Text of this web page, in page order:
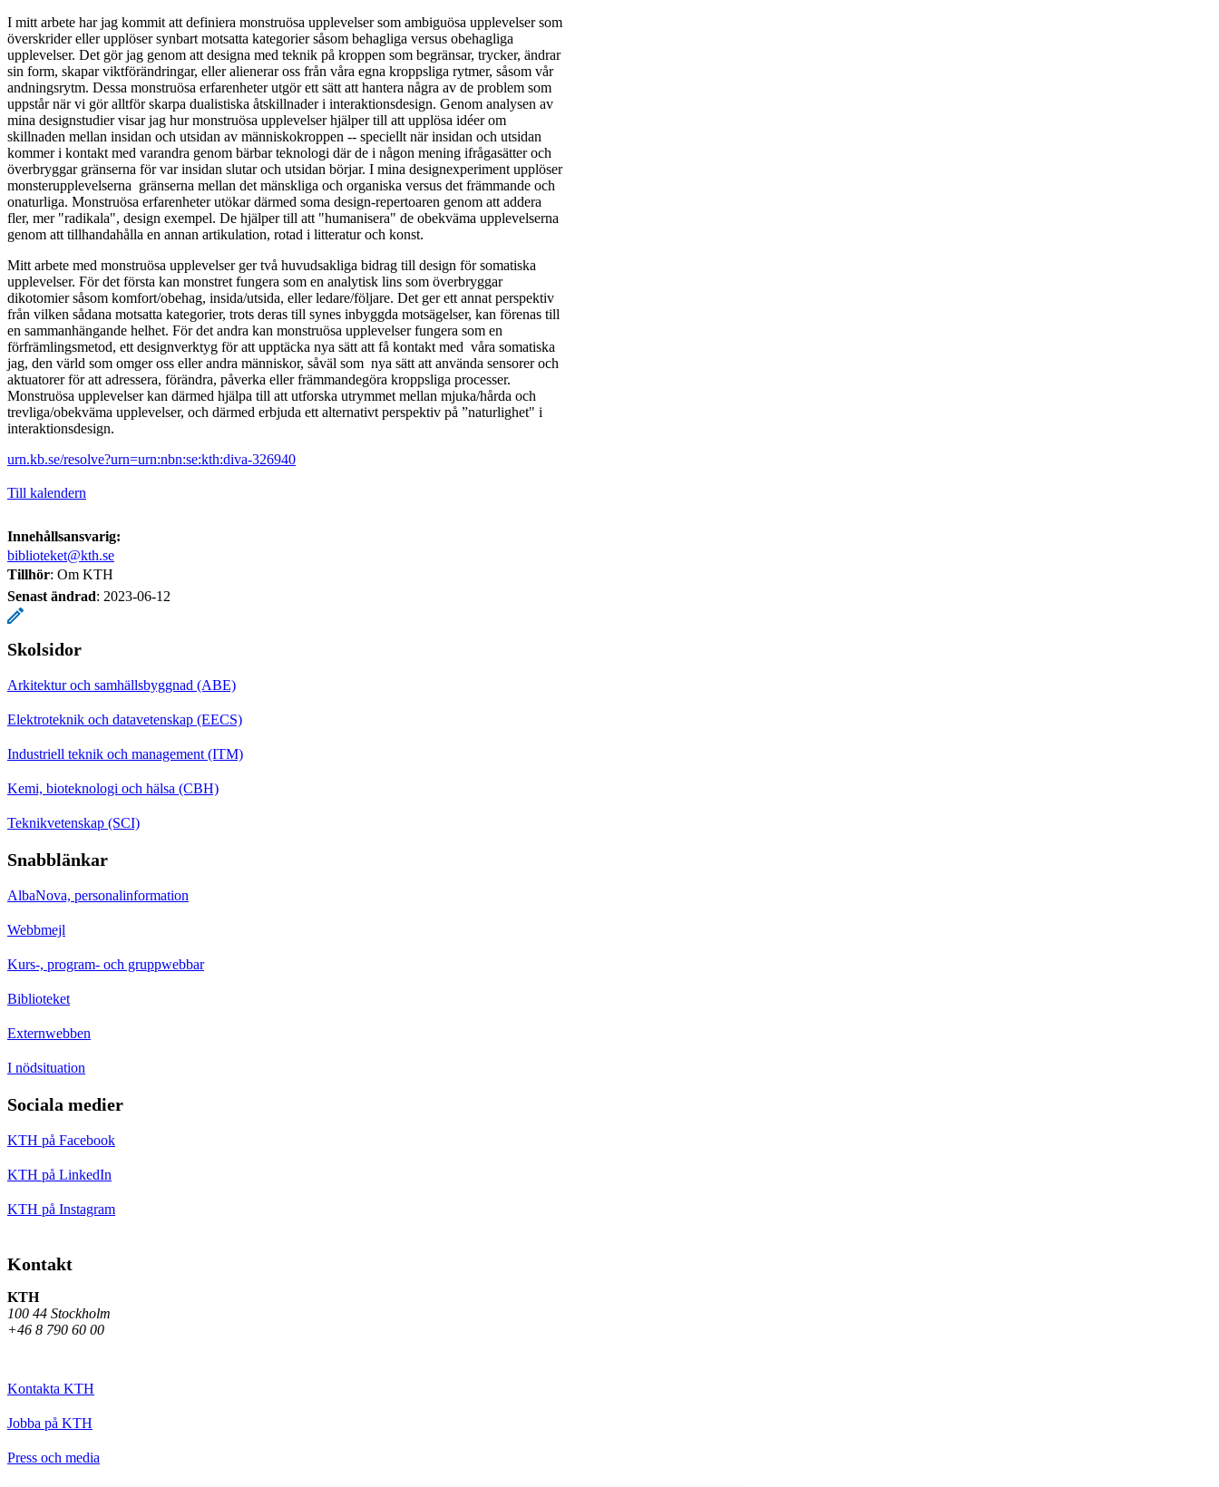
I mitt arbete har jag kommit att definiera monstruösa upplevelser som ambiguösa upplevelser som
överskrider eller upplöser synbart motsatta kategorier såsom behagliga versus obehagliga
upplevelser. Det gör jag genom att designa med teknik på kroppen som begränsar, trycker, ändrar
sin form, skapar viktförändringar, eller alienerar oss från våra egna kroppsliga rytmer, såsom vår
andningsrytm. Dessa monstruösa erfarenheter utgör ett sätt att hantera några av de problem som
uppstår när vi gör alltför skarpa dualistiska åtskillnader i interaktionsdesign. Genom analysen av
mina designstudier visar jag hur monstruösa upplevelser hjälper till att upplösa idéer om
skillnaden mellan insidan och utsidan av människokroppen -- speciellt när insidan och utsidan
kommer i kontakt med varandra genom bärbar teknologi där de i någon mening ifrågasätter och
överbryggar gränserna för var insidan slutar och utsidan börjar. I mina designexperiment upplöser
monsterupplevelserna gränserna mellan det mänskliga och organiska versus det främmande och
onaturliga. Monstruösa erfarenheter utökar därmed soma design-repertoaren genom att addera
fler, mer "radikala", design exempel. De hjälper till att "humanisera" de obekväma upplevelserna
genom att tillhandahålla en annan artikulation, rotad i litteratur och konst.
Mitt arbete med monstruösa upplevelser ger två huvudsakliga bidrag till design för somatiska
upplevelser. För det första kan monstret fungera som en analytisk lins som överbryggar
dikotomier såsom komfort/obehag, insida/utsida, eller ledare/följare. Det ger ett annat perspektiv
från vilken sådana motsatta kategorier, trots deras till synes inbyggda motsägelser, kan förenas till
en sammanhängande helhet. För det andra kan monstruösa upplevelser fungera som en
förfrämlingsmetod, ett designverktyg för att upptäcka nya sätt att få kontakt med våra somatiska
jag, den värld som omger oss eller andra människor, såväl som nya sätt att använda sensorer och
aktuatorer för att adressera, förändra, påverka eller främmandegöra kroppsliga processer.
Monstruösa upplevelser kan därmed hjälpa till att utforska utrymmet mellan mjuka/hårda och
trevliga/obekväma upplevelser, och därmed erbjuda ett alternativt perspektiv på ”naturlighet" i
interaktionsdesign.
urn.kb.se/resolve?urn=urn:nbn:se:kth:diva-326940
Till kalendern
Innehållsansvarig:
biblioteket@kth.se
Tillhör: Om KTH
Senast ändrad: 2023-06-12
Skolsidor
Arkitektur och samhällsbyggnad (ABE)
Elektroteknik och datavetenskap (EECS)
Industriell teknik och management (ITM)
Kemi, bioteknologi och hälsa (CBH)
Teknikvetenskap (SCI)
Snabblänkar
AlbaNova, personalinformation
Webbmejl
Kurs-, program- och gruppwebbar
Biblioteket
Externwebben
I nödsituation
Sociala medier
KTH på Facebook
KTH på LinkedIn
KTH på Instagram
Kontakt
KTH
100 44 Stockholm
+46 8 790 60 00
Kontakta KTH
Jobba på KTH
Press och media